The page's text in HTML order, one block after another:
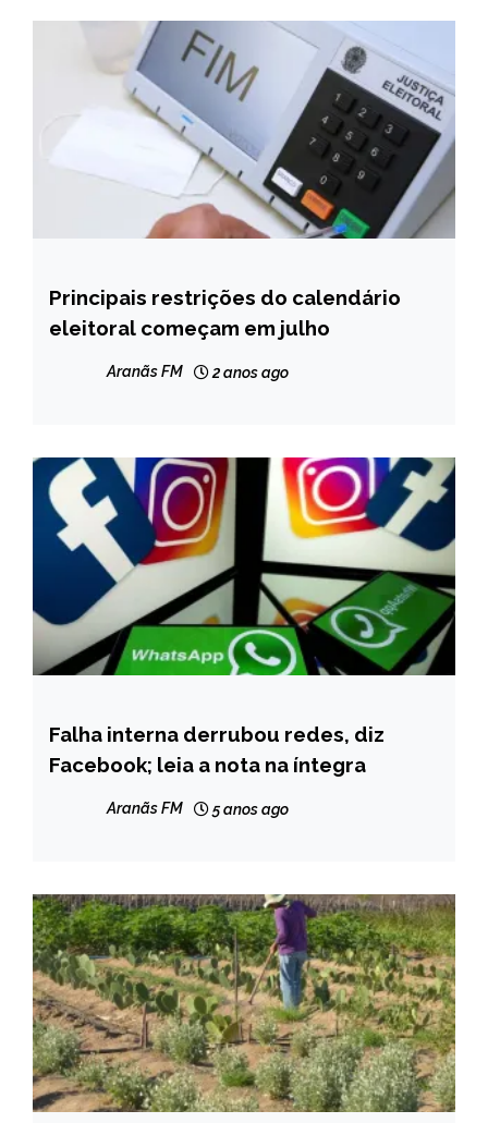
BRASIL
NOTÍCIAS
Principais restrições do calendário
eleitoral começam em julho
Aranãs FM 2 anos ago
BRASIL
INTERNACIONAL
NOTÍCIAS
Falha interna derrubou redes, diz
Facebook; leia a nota na íntegra
Aranãs FM 5 anos ago